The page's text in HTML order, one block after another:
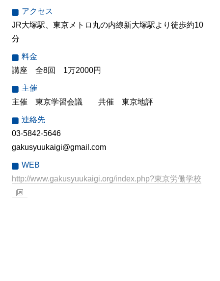
アクセス
JR大塚駅、東京メトロ丸の内線新大塚駅より徒歩約10
分
料金
講座 全8回 1万2000円
主催
主催 東京学習会議 共催 東京地評
連絡先
03-5842-5646
gakusyuukaigi@gmail.com
WEB
http://www.gakusyuukaigi.org/index.php?東京労働学校